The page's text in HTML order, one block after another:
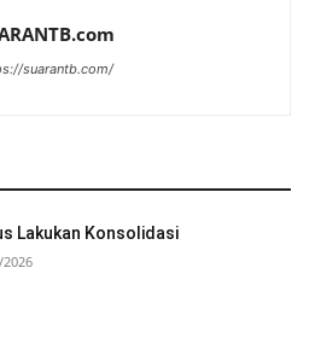
suarantb.com/
Lakukan Konsolidasi